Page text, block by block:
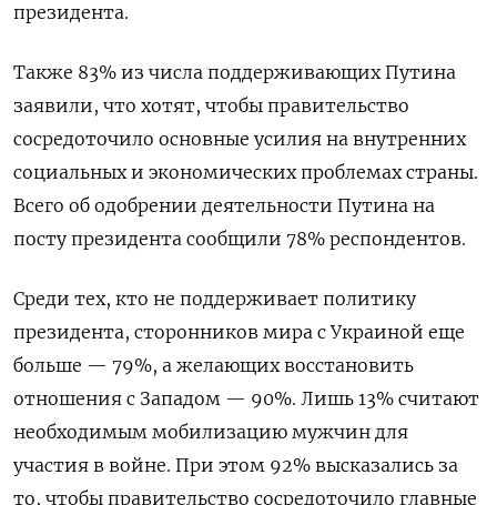
президента.
Также 83% из числа поддерживающих Путина
заявили, что хотят, чтобы правительство
сосредоточило основные усилия на внутренних
социальных и экономических проблемах страны.
Всего об одобрении деятельности Путина на
посту президента сообщили 78% респондентов.
Среди тех, кто не поддерживает политику
президента, сторонников мира с Украиной еще
больше — 79%, а желающих восстановить
отношения с Западом — 90%. Лишь 13% считают
необходимым мобилизацию мужчин для
участия в войне. При этом 92% высказались за
то, чтобы правительство сосредоточило главные